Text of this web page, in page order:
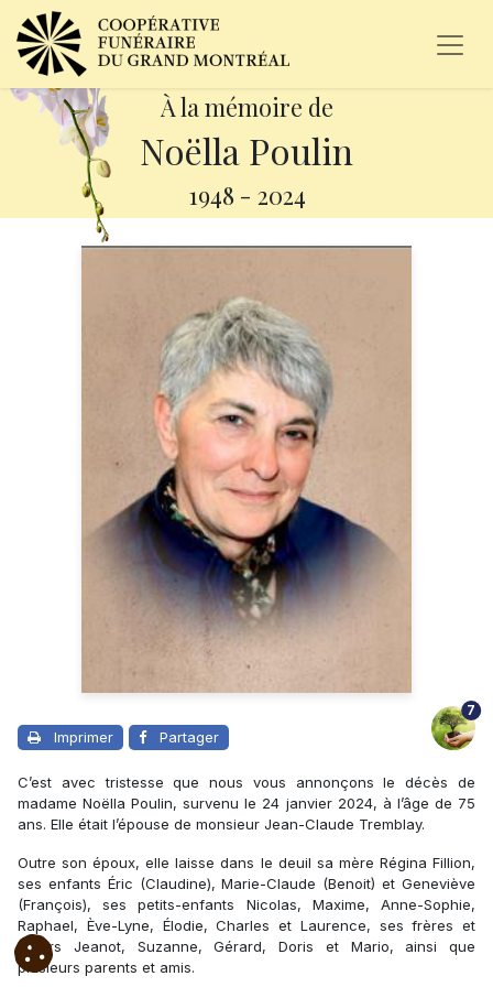
À la mémoire de
Noëlla Poulin
1948 - 2024
Imprimer Partager
7
C’est avec tristesse que nous vous annonçons le décès de
madame Noëlla Poulin, survenu le 24 janvier 2024, à l’âge de 75
ans. Elle était l’épouse de monsieur Jean-Claude Tremblay.
Outre son époux, elle laisse dans le deuil sa mère Régina Fillion,
ses enfants Éric (Claudine), Marie-Claude (Benoit) et Geneviève
(François), ses petits-enfants Nicolas, Maxime, Anne-Sophie,
Raphael, Ève-Lyne, Élodie, Charles et Laurence, ses frères et
sœurs Jeanot, Suzanne, Gérard, Doris et Mario, ainsi que
plusieurs parents et amis.